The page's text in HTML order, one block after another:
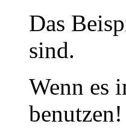
Das
sind.
Wenn es
benutzen!